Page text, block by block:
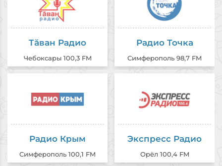
Тăван Радио
Чебоксары 100,3 FM
Радио Точка
Симферополь 98,7 FM
Радио Крым
Симферополь 100,1 FM
Экспресс Радио
Орёл 100,4 FM